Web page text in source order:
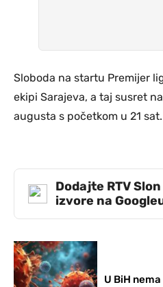
Sloboda na startu Premijer
ekipi Sarajeva, a taj susret
augusta s početkom u 21 sat.
Dodajte RTV
izvore na
U BiH